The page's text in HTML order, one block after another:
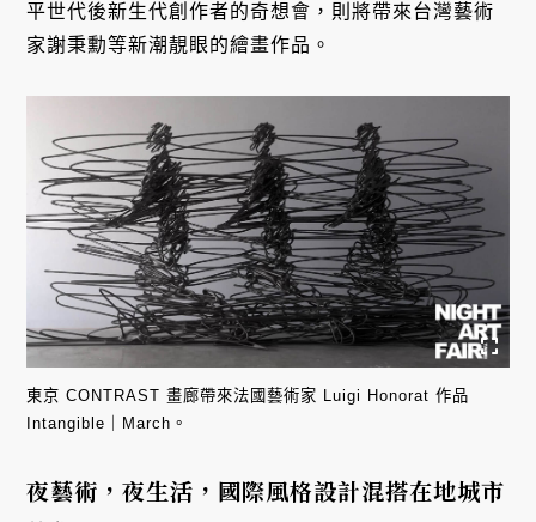
平世代後新生代創作者的奇想會，則將帶來台灣藝術
家謝秉勳等新潮靚眼的繪畫作品。
東京 CONTRAST 畫廊帶來法國藝術家 Luigi Honorat 作品
Intangible｜March。
夜藝術，夜生活，國際風格設計混搭在地城市